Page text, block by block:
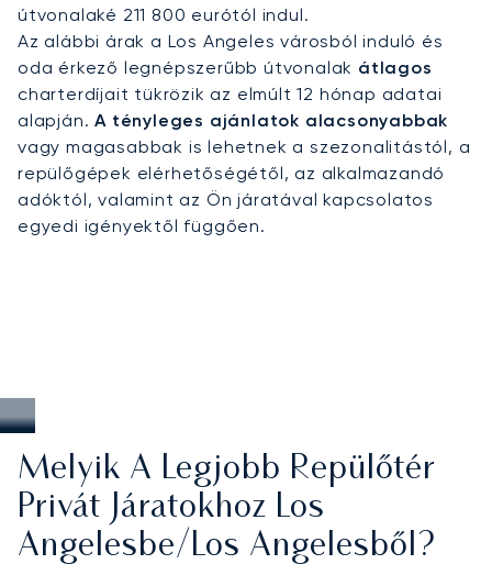
Malibu, Orange County és más távolabbi
célpontok felé.
Két évtizedes szakértelmével a LunaJets az
Argus® tanúsítvánnyal rendelkező biztonságot
átlátható és rugalmas charter megoldásokkal
ötvözi. Diszkréciót és megbízhatóságot nyújtunk,
amelyet ügyfeleink az utazás minden
szakaszában nagyra értékelnek. Los Angelesben
ez magában foglalja a járatok biztosítását a
útvonalaké 211 800 eurótól indul.
Az alábbi árak a Los Angeles városból induló és
oda érkező legnépszerűbb útvonalak átlagos
charterdíjait tükrözik az elmúlt 12 hónap adatai
alapján.A tényleges ajánlatok alacsonyabbak
vagy magasabbak is lehetnek a szezonalitástól, a
repülőgépek elérhetőségétől, az alkalmazandó
adóktól, valamint az Ön járatával kapcsolatos
egyedi igényektől függően.
Melyik A Legjobb Repülőtér
Privát Járatokhoz Los
Angelesbe/Los Angelesből?